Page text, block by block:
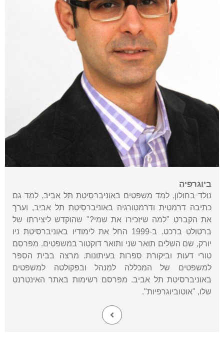
ביוגרפיה
נולד בחולון. למד משפטים באוניברסיטת תל אביב. למד גם
כתיבה דרמטית ודרמטורגיה באוניברסיטת תל אביב, וערך
את הקברט "למה שיזכירו את שמי?" שהוקדש ליצירתו של
ברטולט ברכט. ב-1999 החל את לימודיו באוניברסיטת ניו
יורק, שם השלים תואר שני ותואר דוקטור במשפטים. מפרסם
טורי דעות וביקורת ספרות בעיתונות. מרצה בבית הספר
למשפטים של המכללה למִנהל ובפקולטה למשפטים
באוניברסיטת תל אביב. מפרסם רשימות באתר האינטרנט
שלו, "אוטוביוגרפיות".